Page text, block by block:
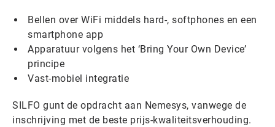
Bellen over WiFi middels hard-, softphones en een
smartphone app
Apparatuur volgens het ‘Bring Your Own Device’
principe
Vast-mobiel integratie
SILFO gunt de opdracht aan Nemesys, vanwege de
inschrijving met de beste prijs-kwaliteitsverhouding.